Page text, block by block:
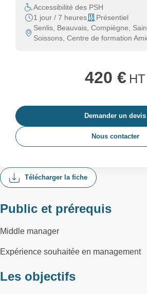
Télécharger la fiche
Public et prérequis
Middle manager
Expérience souhaitée en management
Les objectifs
Accessibilité des PSH
1 jour / 7 heures
Présentiel
Senlis, Beauvais, Compiègne,
Soissons, Centre de formation
420 € HT
Demander un devis
Nous contacter